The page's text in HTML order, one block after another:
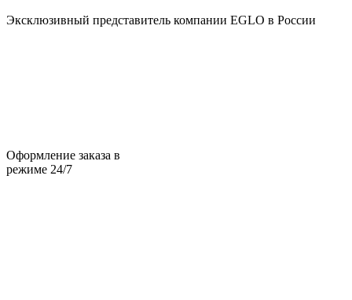
Эксклюзивный представитель компании EGLO в России
Оформление заказа в
режиме 24/7